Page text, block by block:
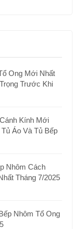
Ong Mới Nhất
Trước Khi
Kính Mới
Áo Và Tủ Bếp
Nhôm Cách
Tháng 7/2025
Nhôm Tổ Ong